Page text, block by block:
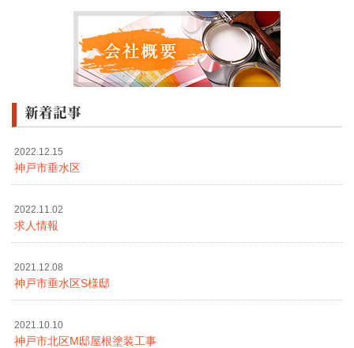
新着記事
2022.12.15
神戸市垂水区
2022.11.02
求人情報
2021.12.08
神戸市垂水区S様邸
2021.10.10
神戸市北区M邸屋根塗装工事